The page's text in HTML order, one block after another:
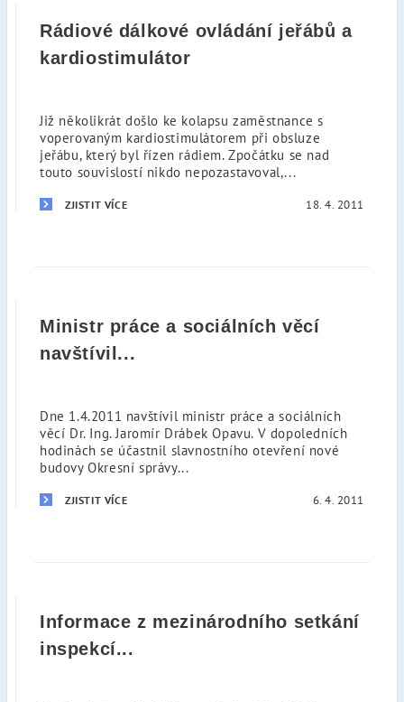
Rádiové dálkové ovládání jeřábů a
kardiostimulátor
Již několikrát došlo ke kolapsu zaměstnance s
voperovaným kardiostimulátorem při obsluze
jeřábu, který byl řízen rádiem. Zpočátku se nad
touto souvislostí nikdo nepozastavoval,...
ZJISTIT VÍCE 18. 4. 2011
Ministr práce a sociálních věcí
navštívil...
Dne 1.4.2011 navštívil ministr práce a sociálních
věcí Dr. Ing. Jaromír Drábek Opavu. V dopoledních
hodinách se účastnil slavnostního otevření nové
budovy Okresní správy...
ZJISTIT VÍCE 6. 4. 2011
Informace z mezinárodního setkání
inspekcí...